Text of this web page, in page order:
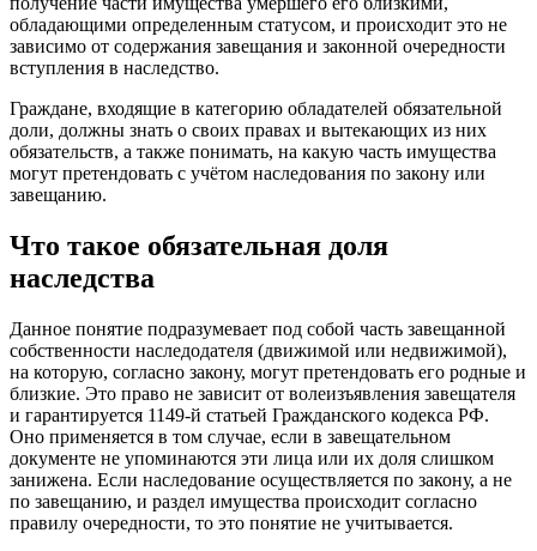
обладающими определенным статусом, и происходит это не
зависимо от содержания завещания и законной очередности
вступления в наследство.
Граждане, входящие в категорию обладателей обязательной
доли, должны знать о своих правах и вытекающих из них
обязательств, а также понимать, на какую часть имущества
могут претендовать с учётом наследования по закону или
завещанию.
Что такое обязательная доля
наследства
Данное понятие подразумевает под собой часть завещанной
собственности наследодателя (движимой или недвижимой),
на которую, согласно закону, могут претендовать его родные и
близкие. Это право не зависит от волеизъявления завещателя
и гарантируется 1149-й статьей Гражданского кодекса РФ.
Оно применяется в том случае, если в завещательном
документе не упоминаются эти лица или их доля слишком
занижена. Если наследование осуществляется по закону, а не
по завещанию, и раздел имущества происходит согласно
правилу очередности, то это понятие не учитывается.